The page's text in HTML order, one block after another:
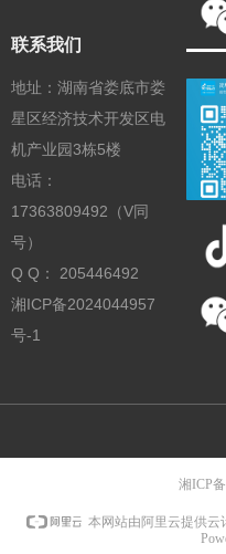
联系我们
地址：湖南省娄底市娄
星区经济技术开发区电
机产业园3栋5楼
电话：
17363809492（V同
号）
Q Q： 205446492
湘ICP备2024044957
号-1
湘ICP
本网站由阿里云提供云